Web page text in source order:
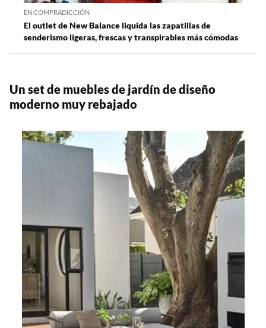
EN COMPRADICCIÓN
El outlet de New Balance liquida las zapatillas de
senderismo ligeras, frescas y transpirables más cómodas
Un set de muebles de jardín de diseño
moderno muy rebajado